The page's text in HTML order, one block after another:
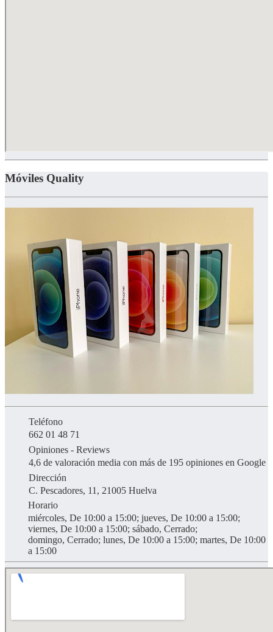
Móviles Quality
Teléfono
662 01 48 71
Opiniones - Reviews
4,6 de valoración media con más de 195 opiniones en Google
Dirección
C. Pescadores, 11, 21005 Huelva
Horario
miércoles, De 10:00 a 15:00; jueves, De 10:00 a 15:00;
viernes, De 10:00 a 15:00; sábado, Cerrado;
domingo, Cerrado; lunes, De 10:00 a 15:00; martes, De 10:00
a 15:00